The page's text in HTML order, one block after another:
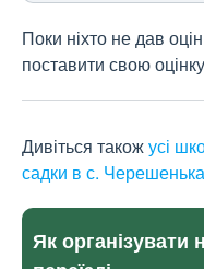
Поки ніхто не дав
поставити свою
Дивіться такожусі
садки в с. Черешенька
Як організувати